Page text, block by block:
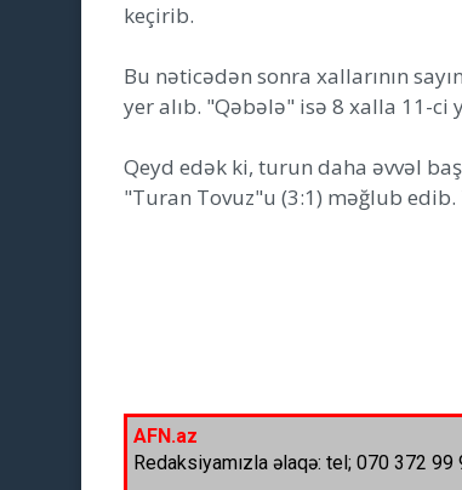
keçirib.
Bu nəticədən sonra xallarının
yer alıb. "Qəbələ" isə 8 xalla 11-ci
Qeyd edək ki, turun daha əvvəl
"Turan Tovuz"u (3:1) məğlub
AFN.az
Redaksiyamızla əlaqə: tel; 070 372 99